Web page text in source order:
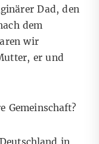
Dad, den
dem
wir
er und
Gemeinschaft?